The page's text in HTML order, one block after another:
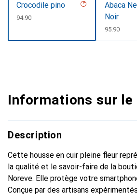
Crocodile pino
CHF
94.90
Abaca
Noir
CHF
95.90
Informations sur
Description
Cette housse en cuir pleine fleur
la qualité et le savoir-faire de la
Noreve. Elle protège votre
Conçue par des artisans